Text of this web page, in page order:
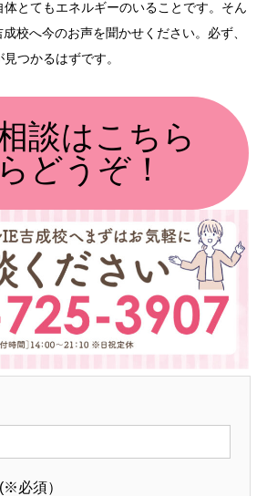
体とてもエネルギーのいることです。そん
校へ今のお声を聞かせください。必ず、
つかるはずです。
談はこちら
どうぞ！
必須）